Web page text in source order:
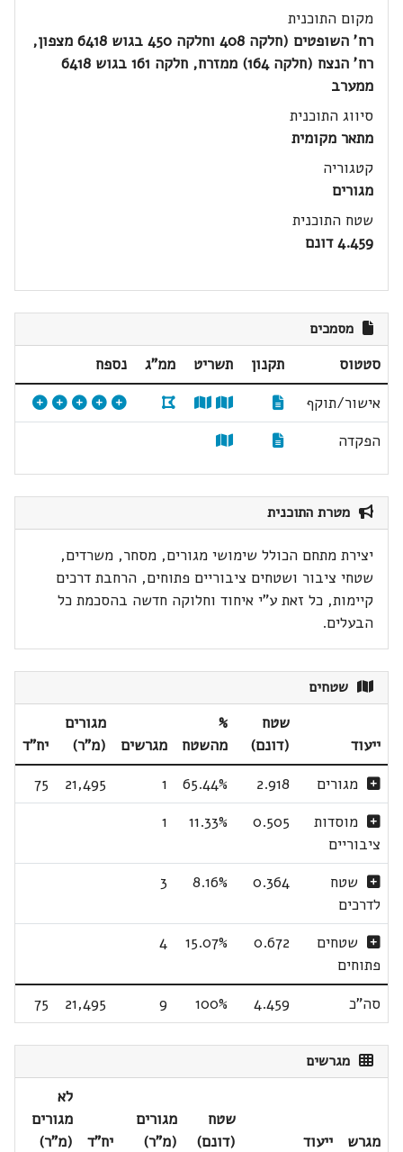
מקום התוכנית
רח' השופטים (חלקה 408 וחלקה 450 בגוש 6418 מצפון,
רח' הנצח (חלקה 164) ממזרח, חלקה 161 בגוש 6418
ממערב
סיווג התוכנית
מתאר מקומית
קטגוריה
מגורים
שטח התוכנית
4.459 דונם
מסמכים
סטטוס תקנון תשריט ממ"ג
נספח
אישור/תוקף
הפקדה
מטרת התוכנית
יצירת מתחם הכולל שימושי מגורים, מסחר, משרדים,
שטחי ציבור ושטחים ציבוריים פתוחים, הרחבת דרכים
קיימות, כל זאת ע"י איחוד וחלוקה חדשה בהסכמת כל
הבעלים.
שטחים
ייעוד
שטח
(דונם)
%
מהשטח
מגרשים
מגורים
(מ"ר)
יח"ד
מגורים
2.918
65.44%
1
21,495
75
מוסדות
ציבוריים
0.505
11.33%
1
שטח
לדרכים
0.364
8.16%
3
שטחים
פתוחים
0.672
15.07%
4
סה"כ 4.459
100%
9
21,495
75
מגרשים
מגרש ייעוד
שטח
(דונם)
מגורים
(מ"ר)
יח"ד
לא
מגורים
(מ"ר)